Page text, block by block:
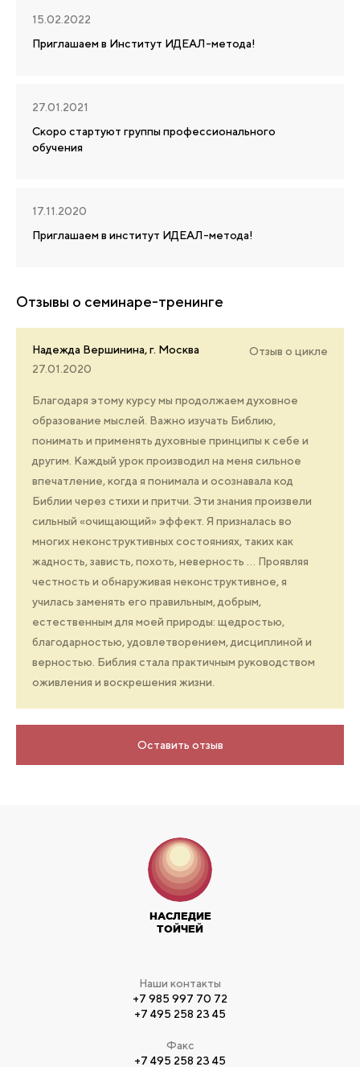
15.02.2022
Приглашаем в Институт ИДЕАЛ-метода!
27.01.2021
Скоро стартуют группы профессионального
обучения
17.11.2020
Приглашаем в институт ИДЕАЛ-метода!
Отзывы о семинаре-тренинге
Надежда Вершинина, г. Москва
27.01.2020
Отзыв о цикле
Благодаря этому курсу мы продолжаем духовное
образование мыслей. Важно изучать Библию,
понимать и применять духовные принципы к себе и
другим. Каждый урок производил на меня сильное
впечатление, когда я понимала и осознавала код
Библии через стихи и притчи. Эти знания произвели
сильный «очищающий» эффект. Я призналась во
многих неконструктивных состояниях, таких как
жадность, зависть, похоть, неверность … Проявляя
честность и обнаруживая неконструктивное, я
училась заменять его правильным, добрым,
естественным для моей природы: щедростью,
благодарностью, удовлетворением, дисциплиной и
верностью. Библия стала практичным руководством
оживления и воскрешения жизни.
Оставить отзыв
НАСЛЕДИЕ
ТОЙЧЕЙ
Наши контакты
+7 985 997 70 72
+7 495 258 23 45
Факс
+7 495 258 23 45